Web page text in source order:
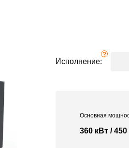
Исполнение:
?
Основная
360 кВт /